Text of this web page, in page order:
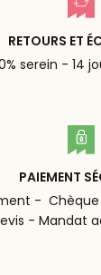
RETOURS ET
serein - 14
PAIEMENT
- Chèque
- Mandat